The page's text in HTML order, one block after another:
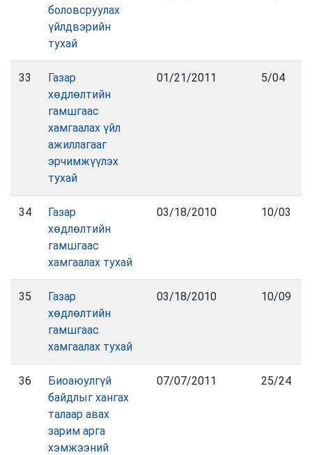
боловсруулах
үйлдвэрийн
тухай
33
Газар
хөдлөлтийн
гамшгаас
хамгаалах үйл
ажиллагааг
эрчимжүүлэх
тухай
01/21/2011 5/04
34
Газар
хөдлөлтийн
гамшгаас
хамгаалах тухай
03/18/2010 10/03
35
Газар
хөдлөлтийн
гамшгаас
хамгаалах тухай
03/18/2010 10/09
36
Биоаюулгүй
байдлыг хангах
талаар авах
зарим арга
хэмжээний
07/07/2011 25/24